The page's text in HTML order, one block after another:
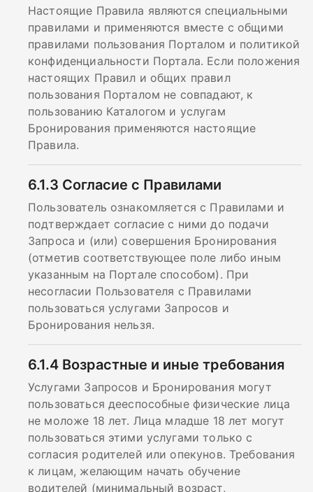
Настоящие Правила являются специальными
правилами и применяются вместе с общими
правилами пользования Порталом и политикой
конфиденциальности Портала. Если положения
настоящих Правил и общих правил
пользования Порталом не совпадают, к
пользованию Каталогом и услугам
Бронирования применяются настоящие
Правила.
6.1.3 Согласие с Правилами
Пользователь ознакомляется с Правилами и
подтверждает согласие с ними до подачи
Запроса и (или) совершения Бронирования
(отметив соответствующее поле либо иным
указанным на Портале способом). При
несогласии Пользователя с Правилами
пользоваться услугами Запросов и
Бронирования нельзя.
6.1.4 Возрастные и иные требования
Услугами Запросов и Бронирования могут
пользоваться дееспособные физические лица
не моложе 18 лет. Лица младше 18 лет могут
пользоваться этими услугами только с
согласия родителей или опекунов. Требования
к лицам, желающим начать обучение
водителей (минимальный возраст,